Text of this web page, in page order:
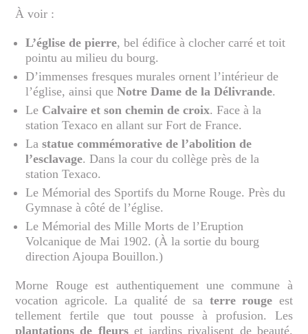
À voir :
L’église de pierre, bel édifice à clocher carré et toit
pointu au milieu du bourg.
D’immenses fresques murales ornent l’intérieur de
l’église, ainsi queNotre Dame de la Délivrande.
Le Calvaire et son chemin de croix. Face à la
station Texaco en allant sur Fort de France.
Lastatue commémorative de l’abolition de
l’esclavage. Dans la cour du collège près de la
station Texaco.
Le Mémorial des Sportifs du Morne Rouge. Près du
Gymnase à côté de l’église.
Le Mémorial des Mille Morts de l’Eruption
Volcanique de Mai 1902. (À la sortie du bourg
direction Ajoupa Bouillon.)
Morne Rouge est authentiquement une commune à
vocation agricole. La qualité de sa terre rouge est
tellement fertile que tout pousse à profusion. Les
plantations de fleurset jardins rivalisent de beauté.